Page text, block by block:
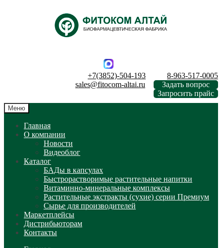
+7(3852)-504-193
8-963-517-0005
sales@fitocom-altai.ru
Задать вопрос
Запросить прайс
Меню
Главная
О компании
Новости
Видеоблог
Каталог
БАДы в капсулах
Быстрорастворимые растительные напитки
Витаминно-минеральные комплексы
Растительные экстракты (сухие) серии Премиум
Сырье для производителей
Маркетплейсы
Дистрибьюторам
Контакты